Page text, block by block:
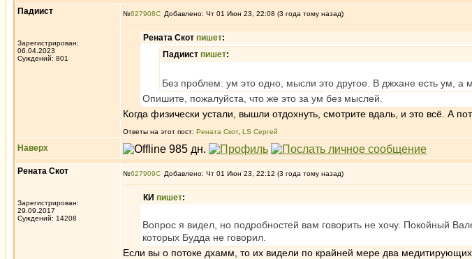
Падиист
Зарегистрирован:
06.04.2023
Суждений: 801
№627908 Добавлено: Чт 01 Июн 23, 22:08 (3 года тому назад)
Рената Скот пишет:
Падиист пишет:
Без проблем: ум это одно, мысли это другое. В джхане есть ум, а
Опишите, пожалуйста, что же это за ум без мыслей.
Когда физически устали, вышли отдохнуть, смотрите вдаль, и это всё. А
Ответы на этот пост: Рената Скот, LS Сергей
Наверх
Рената Скот
Зарегистрирован:
29.09.2017
Суждений: 14208
№627909 Добавлено: Чт 01 Июн 23, 22:12 (3 года тому назад)
КИ пишет:
Вопрос я видел, но подробностей вам говорить не хочу. Покойный
которых Будда не говорил.
Если вы о потоке дхамм, то их видели по крайней мере два